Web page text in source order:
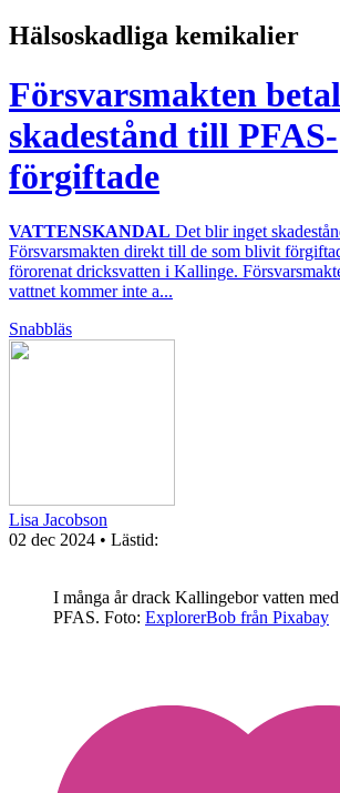
Hälsoskadliga kemikalier
Försvarsmakten
skadestånd till PFAS-
förgiftade
VATTENSKANDAL Det blir inget
Försvarsmakten direkt till de som blivit
förorenat dricksvatten i Kallinge.
vattnet kommer inte a...
Snabbläs
Lisa Jacobson
02 dec 2024 • Lästid:
I många år drack Kallingebor vatten
PFAS. Foto: ExplorerBob från Pixabay